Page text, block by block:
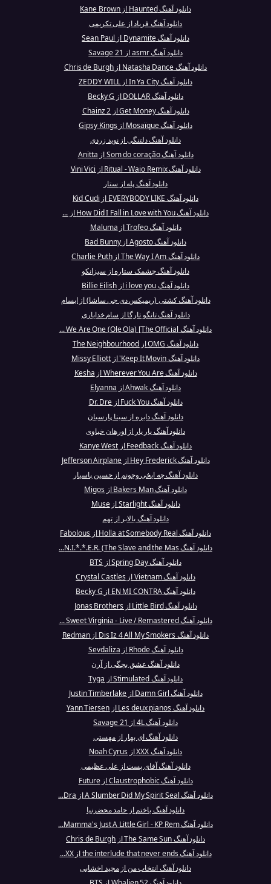
دانلود آهنگ Haunted از Kane Brown
دانلود آهنگ فریاد از علی تکریمی
دانلود آهنگ Dynamite از Sean Paul
دانلود آهنگ asmr از 21 Savage
دانلود آهنگ Natasha Dance از Chris de Burgh
دانلود آهنگ In Ya City از ZEDDY WILL
دانلود آهنگ DOLLAR از Becky G
دانلود آهنگ Get Money از 2 Chainz
دانلود آهنگ Mosaïque از Gipsy Kings
دانلود آهنگ دلتنگی از نوید زردی
دانلود آهنگ Som do coração از Anitta
دانلود آهنگ Ritual - Waio Remix از Vini Vici
دانلود آهنگ پله از ستار
دانلود آهنگ EVERYBODY LIKE از Kid Cudi
دانلود آهنگ How Did I Fall in Love with You از ...
دانلود آهنگ Trofeo از Maluma
دانلود آهنگ Agosto از Bad Bunny
دانلود آهنگ The Way I Am از Charlie Puth
دانلود آهنگ چشمک ستاره از سیزانکو
دانلود آهنگ i love you از Billie Eilish
دانلود آهنگ کشتی (ریمیکس دی جی ساشا) از ایسام
دانلود آهنگ تانگو تارگا از سام خدایاری
دانلود آهنگ We Are One (Ole Ola) [The Official ...
دانلود آهنگ OMG از The Neighbourhood
دانلود آهنگ Keep It Movin' از Missy Elliott
دانلود آهنگ Wherever You Are از Kesha
دانلود آهنگ Ahwak از Elyanna
دانلود آهنگ Fuck You از Dr. Dre
دانلود آهنگ دایره از سینا پارسیان
دانلود آهنگ یار یار از اورهان خیاوی
دانلود آهنگ Feedback از Kanye West
دانلود آهنگ Hey Frederick از Jefferson Airplane
دانلود آهنگ چه ایخی وجونم از حسین پاسیار
دانلود آهنگ Bakers Man از Migos
دانلود آهنگ Starlight از Muse
دانلود آهنگ بالابر از تهم
دانلود آهنگ Holla at Somebody Real از Fabolous
دانلود آهنگ N.I.*.*.E.R. (The Slave and the Mas...
دانلود آهنگ Spring Day از BTS
دانلود آهنگ Vietnam از Crystal Castles
دانلود آهنگ EN MI CONTRA از Becky G
دانلود آهنگ Little Bird از Jonas Brothers
دانلود آهنگ Sweet Virginia - Live / Remastered ...
دانلود آهنگ Dis Iz 4 All My Smokers از Redman
دانلود آهنگ Rhode از Sevdaliza
دانلود آهنگ عشق بچگی از آرن
دانلود آهنگ Stimulated از Tyga
دانلود آهنگ Damn Girl از Justin Timberlake
دانلود آهنگ Les deux pianos از Yann Tiersen
دانلود آهنگ 4L از 21 Savage
دانلود آهنگ ای بهار از مهستی
دانلود آهنگ XXX از Noah Cyrus
دانلود آهنگ آقای پست از علی عظیمی
دانلود آهنگ Claustrophobic از Future
دانلود آهنگ A Slumber Did My Spirit Seal از Dra...
دانلود آهنگ باختم از حامد محضرنیا
دانلود آهنگ Mamma's Just A Little Girl - KP Rem...
دانلود آهنگ The Same Sun از Chris de Burgh
دانلود آهنگ the interlude that never ends از XX...
دانلود آهنگ انتخاب من از مجید اخشابی